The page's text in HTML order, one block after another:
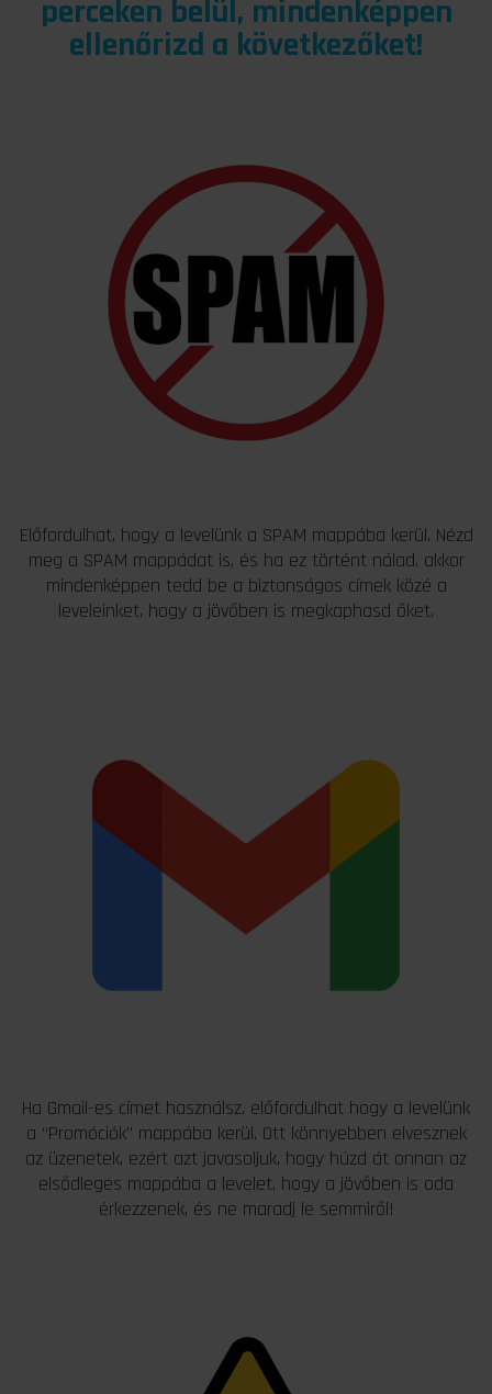
perceken belül, mindenképpen
ellenőrizd a következőket!
Előfordulhat, hogy a levelünk a SPAM mappába kerül. Nézd
meg a SPAM mappádat is, és ha ez történt nálad, akkor
mindenképpen tedd be a biztonságos címek közé a
leveleinket, hogy a jövőben is megkaphasd őket.
Ha Gmail-es címet használsz, előfordulhat hogy a levelünk
a “Promóciók” mappába kerül. Ott könnyebben elvesznek
az üzenetek, ezért azt javasoljuk, hogy húzd át onnan az
elsődleges mappába a levelet, hogy a jövőben is oda
érkezzenek, és ne maradj le semmiről!